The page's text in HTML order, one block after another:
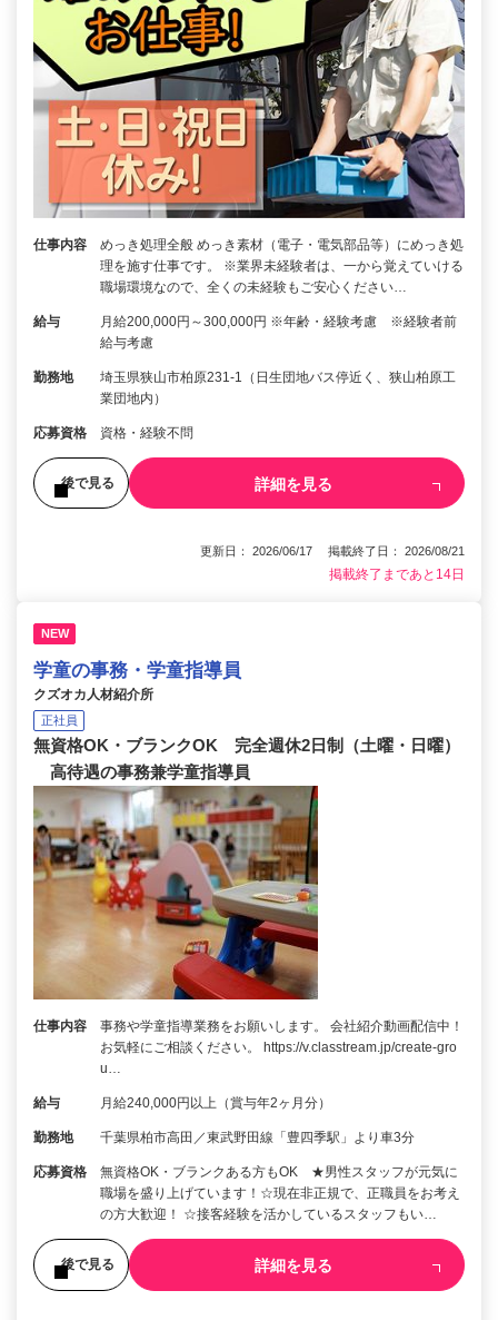
仕事内容
めっき処理全般 めっき素材（電子・電気部品等）にめっき処
理を施す仕事です。 ※業界未経験者は、一から覚えていける
職場環境なので、全くの未経験もご安心ください…
給与
月給200,000円～300,000円 ※年齢・経験考慮 ※経験者前
給与考慮
勤務地
埼玉県狭山市柏原231-1（日生団地バス停近く、狭山柏原工
業団地内）
応募資格 資格・経験不問
後で見る 詳細を見る
更新日： 2026/06/17 掲載終了日： 2026/08/21
掲載終了まであと14日
NEW
学童の事務・学童指導員
クズオカ人材紹介所
正社員
無資格OK・ブランクOK 完全週休2日制（土曜・日曜）
高待遇の事務兼学童指導員
仕事内容
事務や学童指導業務をお願いします。 会社紹介動画配信中！
お気軽にご相談ください。 https://v.classtream.jp/create-gro
u…
給与 月給240,000円以上（賞与年2ヶ月分）
勤務地 千葉県柏市高田／東武野田線「豊四季駅」より車3分
応募資格
無資格OK・ブランクある方もOK ★男性スタッフが元気に
職場を盛り上げています！☆現在非正規で、正職員をお考え
の方大歓迎！ ☆接客経験を活かしているスタッフもい…
後で見る 詳細を見る